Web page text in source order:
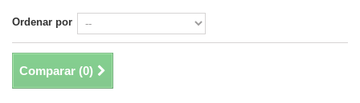
Ordenar por
Comparar (0)